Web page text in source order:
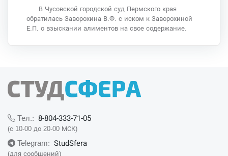
В Чусовской городской суд Пермского края
обратилась Заворохина В.Ф. с иском к Заворохиной
Е.П. о взыскании алиментов на свое содержание.
Тел.: 8-804-333-71-05
(с 10-00 до 20-00 МСК)
Telegram: StudSfera
(для сообщений)